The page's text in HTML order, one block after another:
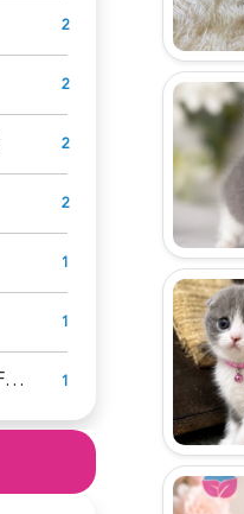
2
2
2
2
1
1
Şecereli Scottish Fold 1